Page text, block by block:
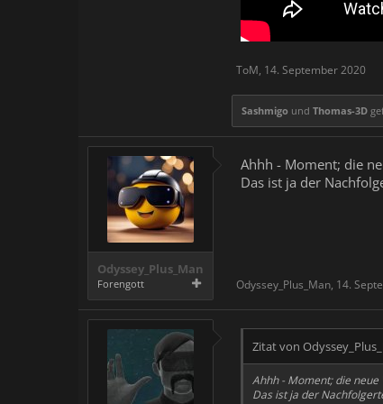
ToM, 14. September 2020
Sashmigo und Thomas-3D
Odyssey_Plus_Man
Forengott
Ahhh - Moment; die
Das ist ja der
Odyssey_Plus_Man, 14.
Zitat von
Ahhh - Moment; die
Das ist ja der